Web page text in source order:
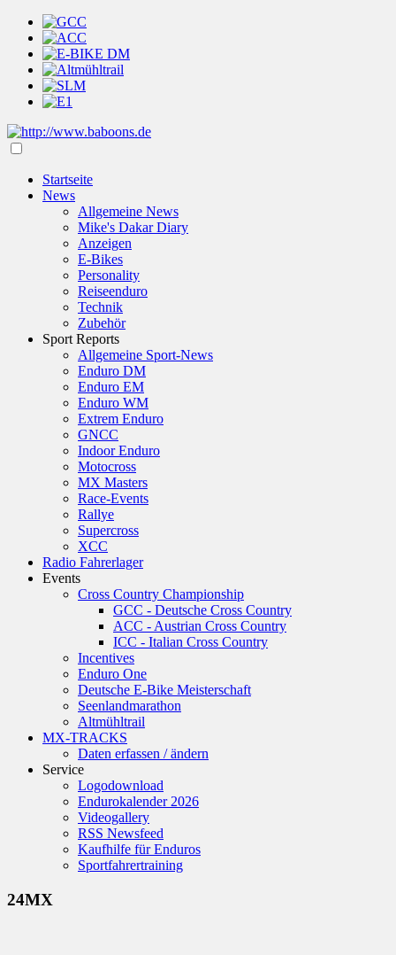
Startseite
News
Allgemeine News
Mike's Dakar Diary
Anzeigen
E-Bikes
Personality
Reiseenduro
Technik
Zubehör
Sport Reports
Allgemeine Sport-News
Enduro DM
Enduro EM
Enduro WM
Extrem Enduro
GNCC
Indoor Enduro
Motocross
MX Masters
Race-Events
Rallye
Supercross
XCC
Radio Fahrerlager
Events
Cross Country Championship
GCC - Deutsche Cross Country
ACC - Austrian Cross Country
ICC - Italian Cross Country
Incentives
Enduro One
Deutsche E-Bike Meisterschaft
Seenlandmarathon
Altmühltrail
MX-TRACKS
Daten erfassen / ändern
Service
Logodownload
Endurokalender 2026
Videogallery
RSS Newsfeed
Kaufhilfe für Enduros
Sportfahrertraining
24MX